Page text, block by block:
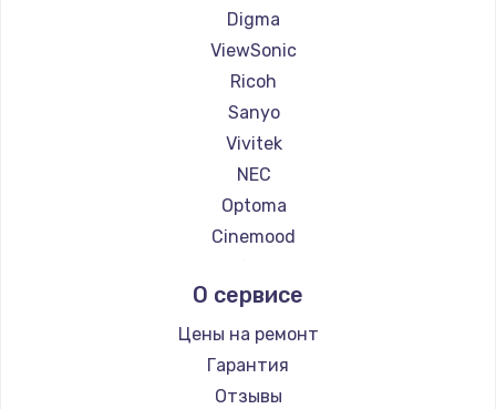
Digma
ViewSonic
Ricoh
Sanyo
Vivitek
NEC
Optoma
Cinemood
Barco
Xgimi
Canon
JVC
О сервисе
Цены на ремонт
Гарантия
Отзывы